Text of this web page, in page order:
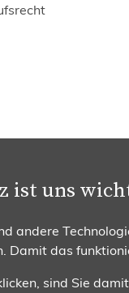
ist uns
andere
Damit das
sind Sie